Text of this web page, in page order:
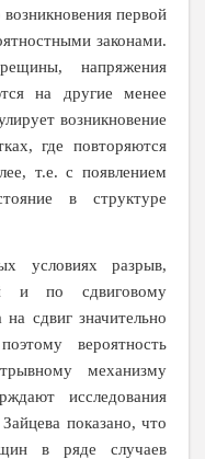
первой
законами.
напряжения
на другие менее
возникновение
где повторяются
т.е. с появлением
в структуре
условиях разрыв,
и по сдвиговому
сдвиг значительно
вероятность
механизму
исследования
показано, что
в ряде случаев